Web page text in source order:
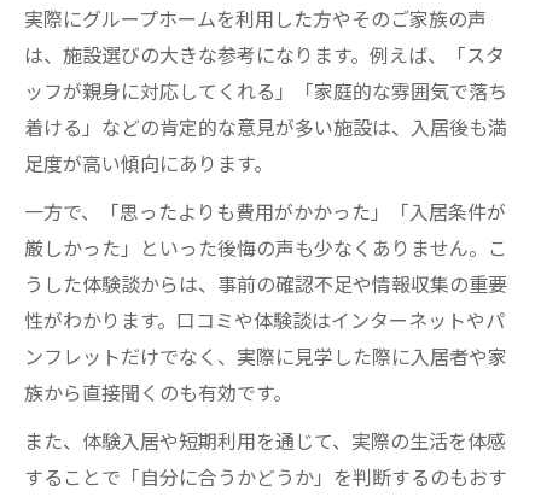
実際にグループホームを利用した方やそのご家族の声
は、施設選びの大きな参考になります。例えば、「スタ
ッフが親身に対応してくれる」「家庭的な雰囲気で落ち
着ける」などの肯定的な意見が多い施設は、入居後も満
足度が高い傾向にあります。
一方で、「思ったよりも費用がかかった」「入居条件が
厳しかった」といった後悔の声も少なくありません。こ
うした体験談からは、事前の確認不足や情報収集の重要
性がわかります。口コミや体験談はインターネットやパ
ンフレットだけでなく、実際に見学した際に入居者や家
族から直接聞くのも有効です。
また、体験入居や短期利用を通じて、実際の生活を体感
することで「自分に合うかどうか」を判断するのもおす